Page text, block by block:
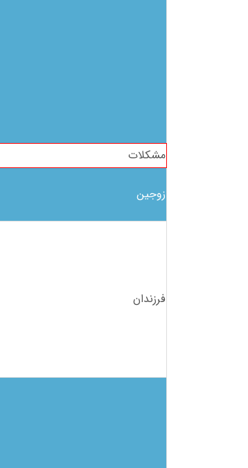
مشکلات
زوجین
فرزندان